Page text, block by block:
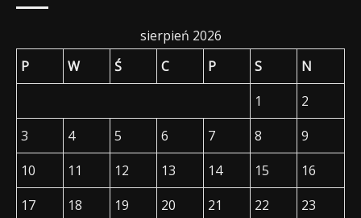
sierpień 2026
P
W Ś C P S
N
1
2
3
4 5 6 7 8
9
10
11 12 13 14 15
16
17
18 19 20 21 22 23